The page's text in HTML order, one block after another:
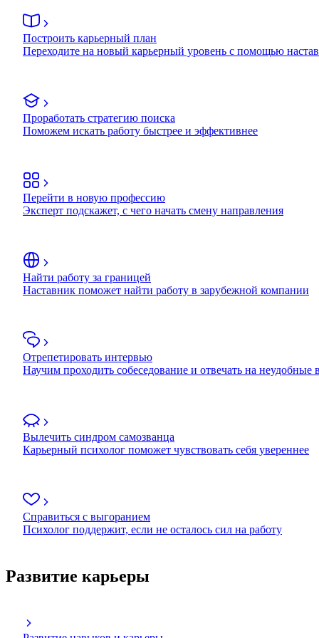
Построить карьерный план
Переходите на новый карьерный уровень с помощью
Проработать стратегию поиска
Поможем искать работу быстрее и эффективнее
Перейти в новую профессию
Эксперт подскажет, с чего начать смену направления
Найти работу за границей
Наставник поможет найти работу в зарубежной компании
Отрепетировать интервью
Научим проходить собеседование и отвечать на неудобные
Вылечить синдром самозванца
Карьерный психолог поможет чувствовать себя увереннее
Справиться с выгоранием
Психолог поддержит, если не осталось сил на работу
Развитие карьеры